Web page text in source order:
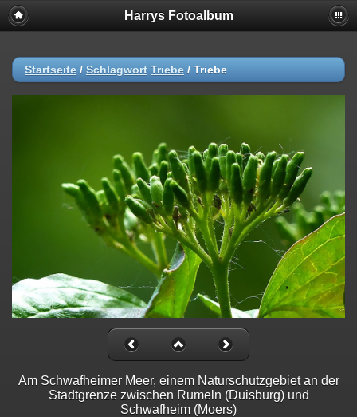
Harrys Fotoalbum
Startseite / Schlagwort Triebe / Triebe
Am Schwafheimer Meer, einem Naturschutzgebiet an der
Stadtgrenze zwischen Rumeln (Duisburg) und
Schwafheim (Moers)